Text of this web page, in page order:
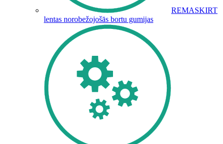
REMASKIRT
lentas norobežojošās bortu gumijas